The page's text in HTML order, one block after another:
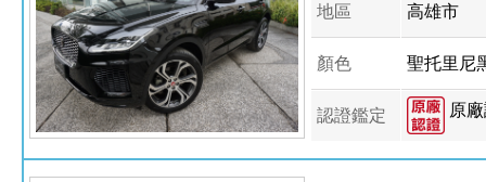
地區 高雄市
顏色 聖托里尼
認證鑑定 原